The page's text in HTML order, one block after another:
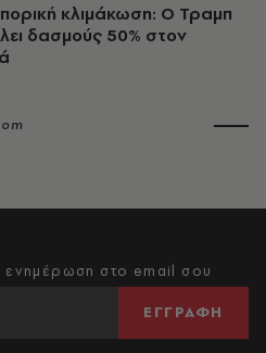
κλιμάκωση: O Τραμπ
δασμούς 50% στον
ενημέρωση στο email σου
ΕΓΓΡΑΦΗ